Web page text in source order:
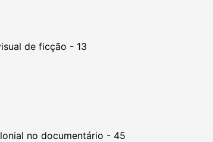
de ficção - 13
no documentário - 45